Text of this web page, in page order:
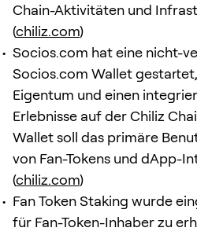
Chain-Aktivitäten und
(chiliz.com)
Socios.com hat eine nicht-
Socios.com Wallet
Eigentum und einen
Erlebnisse auf der Chiliz
Wallet soll das primäre
von Fan-Tokens und dApp-
(chiliz.com)
Fan Token Staking wurde
für Fan-Token-Inhaber zu